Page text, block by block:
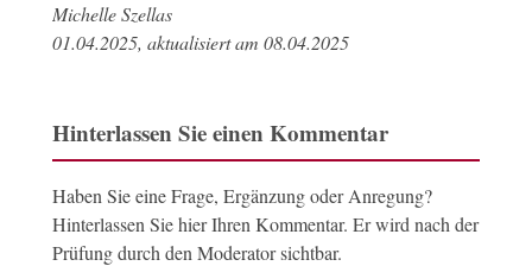
Michelle Szellas
01.04.2025, aktualisiert am 08.04.2025
Hinterlassen Sie einen Kommentar
Haben Sie eine Frage, Ergänzung oder Anregung?
Hinterlassen Sie hier Ihren Kommentar. Er wird nach der
Prüfung durch den Moderator sichtbar.